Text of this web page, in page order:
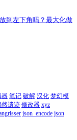
到左下角吗？最大化做
器 笔记 破解 汉化 梦幻模
然遗迹 修改器 xyz
json_encode json